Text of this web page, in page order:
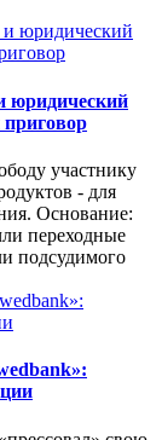
юридический
участнику
- для
Основание:
переходные
подсудимого